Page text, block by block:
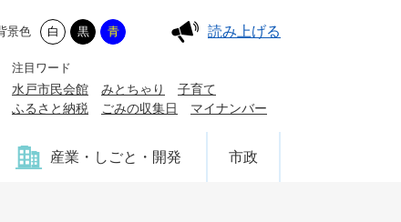
景色 白 黒 青 読み上げる
注目ワード
水戸市民会館 みとちゃり
子育て
ふるさと納税
ごみの収集日 マイナンバー
産業・しごと・開発 市政